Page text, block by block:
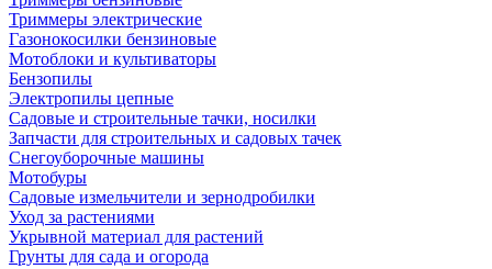
Триммеры электрические
Газонокосилки бензиновые
Мотоблоки и культиваторы
Бензопилы
Электропилы цепные
Садовые и строительные тачки, носилки
Запчасти для строительных и садовых тачек
Снегоуборочные машины
Мотобуры
Садовые измельчители и зернодробилки
Уход за растениями
Укрывной материал для растений
Грунты для сада и огорода